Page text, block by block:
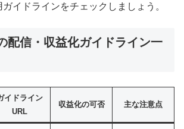
イドラインをチェックしましょう。
配信・収益化ガイドライン一
イドライン
URL
収益化の可否 主な注意点